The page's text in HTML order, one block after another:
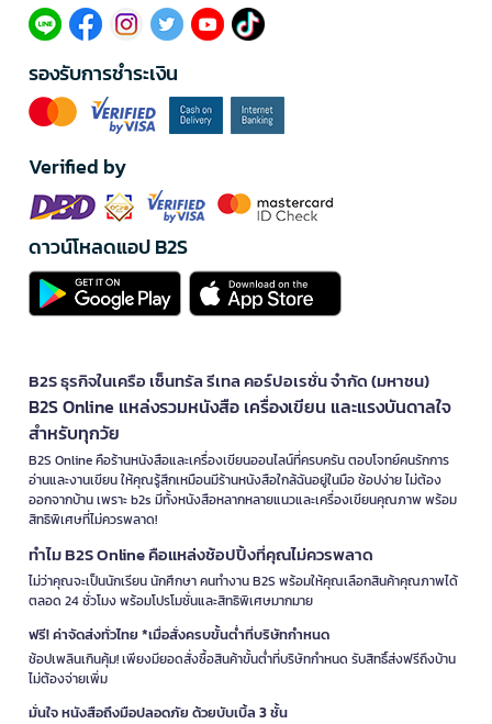
รองรับการชำระเงิน
Verified by
ดาวน์โหลดแอป B2S
B2S ธุรกิจในเครือ เซ็นทรัล รีเทล คอร์ปอเรชั่น จำกัด (มหาชน)
B2S Online แหล่งรวมหนังสือ เครื่องเขียน และแรงบันดาลใจ
สำหรับทุกวัย
B2S Online คือร้านหนังสือและเครื่องเขียนออนไลน์ที่ครบครัน ตอบโจทย์คนรักการ
อ่านและงานเขียน ให้คุณรู้สึกเหมือนมีร้านหนังสือใกล้ฉันอยู่ในมือ ช้อปง่าย ไม่ต้อง
ออกจากบ้าน เพราะ b2s มีทั้งหนังสือหลากหลายแนวและเครื่องเขียนคุณภาพ พร้อม
สิทธิพิเศษที่ไม่ควรพลาด!
ทำไม B2S Online คือแหล่งช้อปปิ้งที่คุณไม่ควรพลาด
ไม่ว่าคุณจะเป็นนักเรียน นักศึกษา คนทำงาน B2S พร้อมให้คุณเลือกสินค้าคุณภาพได้
ตลอด 24 ชั่วโมง พร้อมโปรโมชั่นและสิทธิพิเศษมากมาย
ฟรี! ค่าจัดส่งทั่วไทย *เมื่อสั่งครบขั้นต่ำที่บริษัทกำหนด
ช้อปเพลินเกินคุ้ม! เพียงมียอดสั่งซื้อสินค้าขั้นต่ำที่บริษัทกำหนด รับสิทธิ์ส่งฟรีถึงบ้าน
ไม่ต้องจ่ายเพิ่ม
มั่นใจ หนังสือถึงมือปลอดภัย ด้วยบับเบิ้ล 3 ชั้น